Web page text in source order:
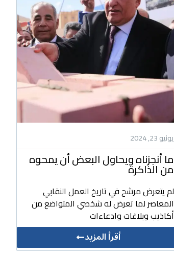
يونيو 23, 2024
ما أنجزناه ويحاول البعض أن يمحوه
من الذاكرة
لم يتعرض مرشح في تاريخ العمل النقابي
المعاصر لما تعرض له شخصي المتواضع من
أكاذيب وبلاغات وادعاءات
أقرأ المزيد